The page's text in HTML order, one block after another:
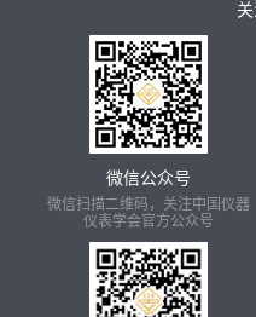
关
微信公众号
微信扫描二维码，关注中国仪器
仪表学会官方公众号